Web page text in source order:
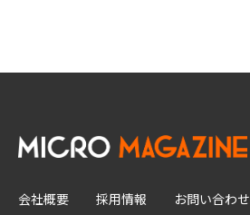
会社概要 採用情報
お問い合わせ